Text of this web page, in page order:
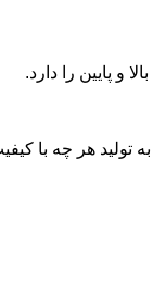
شیرین،اقدام به تولید